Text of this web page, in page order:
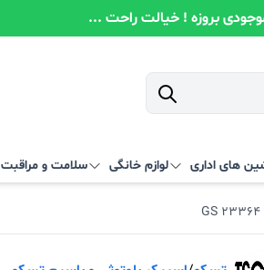
بروزه ! خیالت راحت ...
های اداری لوازم خانگی سلامت و مراقبت